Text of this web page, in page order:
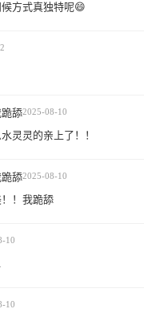
方式真独特呢😄
舔2025-08-10
灵灵的亲上了！！
舔2025-08-10
！我跪舔
10
10